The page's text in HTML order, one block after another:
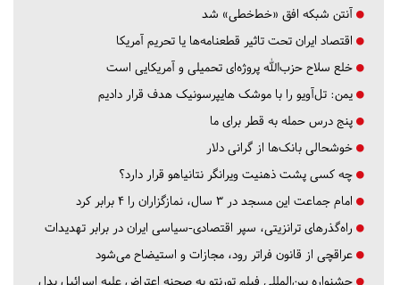
آنتن شبکه افق «خط‌خطی» شد
اقتصاد ایران تحت تاثیر قطعنامه‌ها یا تحریم‌ آمریکا
خلع سلاح حزب‌الله پروژه‌ای تحمیلی و آمریکایی است
یمن: تل‌آویو را با موشک هایپرسونیک هدف قرار دادیم
پنج درس‌ حمله به قطر برای ما
خوشحالی بانک‌ها از گرانی دلار
چه کسی پشت ذهنیت ویرانگر نتانیاهو قرار دارد؟
امام جماعت این مسجد در ۳ سال، نمازگزاران را ۴ برابر کرد
راه‌گذرهای ترانزیتی، سپر اقتصادی-سیاسی ایران در برابر تهدیدات
عراقچی از قانون فراتر رود، مجازات و استیضاح می‌شود
جشنواره بین‌المللی فیلم تورنتو به صحنه اعتراض علیه اسرائیل بدل